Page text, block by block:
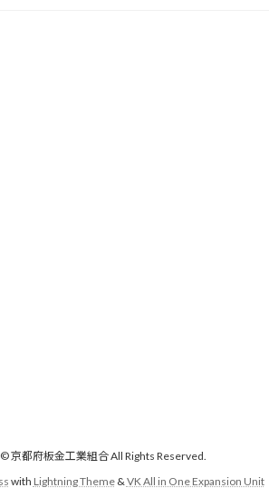
京都府板金工業組合 All Rights Reserved.
with Lightning Theme& VK All in One Expansion Unit